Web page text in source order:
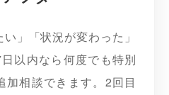
」「状況が変わった」
以内なら何度でも特別
加相談できます。2回目